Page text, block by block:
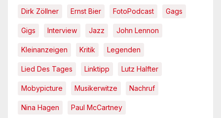
Dirk Zöllner Ernst Bier FotoPodcast Gags
Gigs Interview Jazz John Lennon
Kleinanzeigen Kritik Legenden
Lied Des Tages Linktipp Lutz Halfter
Mobypicture Musikerwitze Nachruf
Nina Hagen Paul McCartney